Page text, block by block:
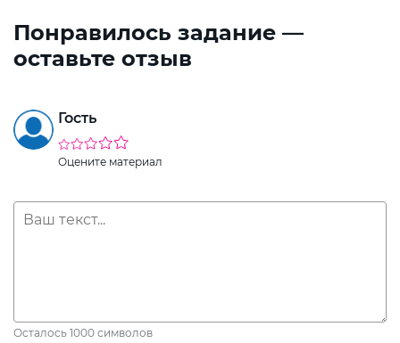
Понравилось задание —
оставьте отзыв
Гость
Оцените материал
Осталось 1000 символов